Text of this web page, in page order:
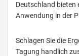
Deutschland bieten
Anwendung in der
Schlagen Sie die
Tagung handlich